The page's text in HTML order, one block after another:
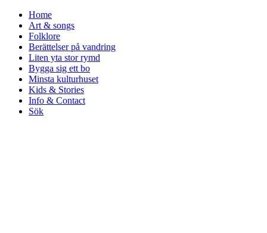
Home
Art & songs
Folklore
Berättelser på vandring
Liten yta stor rymd
Bygga sig ett bo
Minsta kulturhuset
Kids & Stories
Info & Contact
Sök